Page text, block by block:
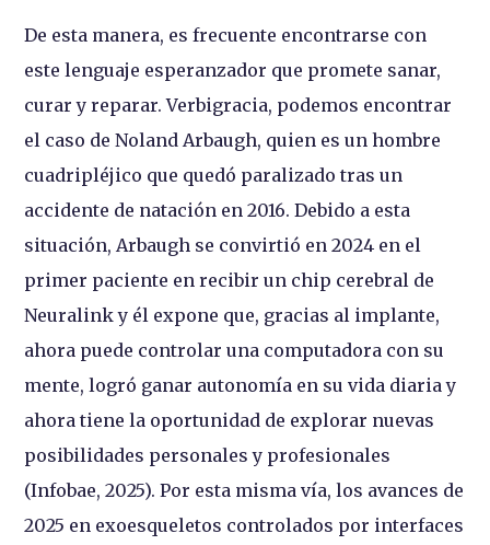
De esta manera, es frecuente encontrarse con
este lenguaje esperanzador que promete sanar,
curar y reparar. Verbigracia, podemos encontrar
el caso de Noland Arbaugh, quien es un hombre
cuadripléjico que quedó paralizado tras un
accidente de natación en 2016. Debido a esta
situación, Arbaugh se convirtió en 2024 en el
primer paciente en recibir un chip cerebral de
Neuralink y él expone que, gracias al implante,
ahora puede controlar una computadora con su
mente, logró ganar autonomía en su vida diaria y
ahora tiene la oportunidad de explorar nuevas
posibilidades personales y profesionales
(Infobae, 2025). Por esta misma vía, los avances de
2025 en exoesqueletos controlados por interfaces